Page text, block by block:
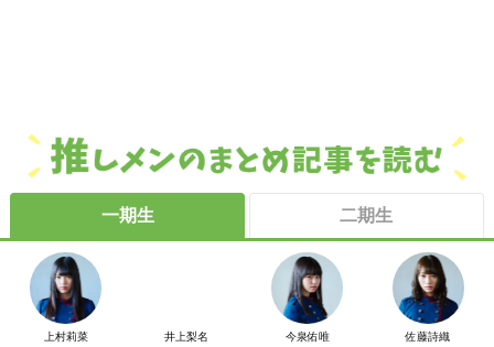
一期生 二期生
上村莉菜 井上梨名 今泉佑唯 佐藤詩織